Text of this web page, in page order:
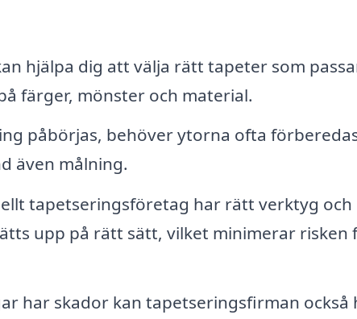
hjälpa dig att välja rätt tapeter som
färger, mönster och material.
påbörjas, behöver ytorna ofta
även målning.
tapetseringsföretag har rätt verktyg och
upp på rätt sätt, vilket minimerar risken
har skador kan tapetseringsfirman också